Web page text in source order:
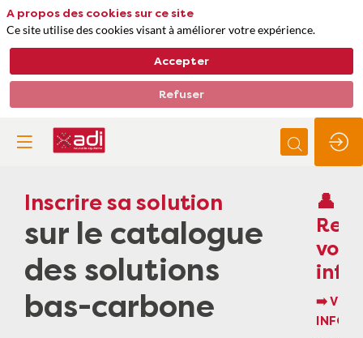
Inscrire sa solution
sur le catalogue
des solutions
bas-carbone
👤
vos
➡️ VOS
A propos des cookies sur ce site
Ce site utilise des cookies visant à améliorer votre expérience.
Accepter
Refuser